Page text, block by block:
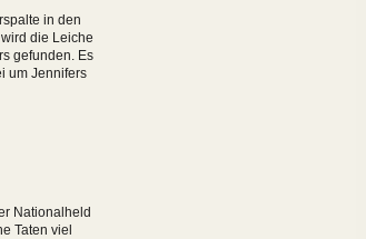
in den
die Leiche
gefunden. Es
um Jennifers
Nationalheld
Taten viel